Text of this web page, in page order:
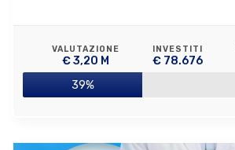
VALUTAZIONE
€ 3,20 M
INVESTITI
€ 78.676
39%